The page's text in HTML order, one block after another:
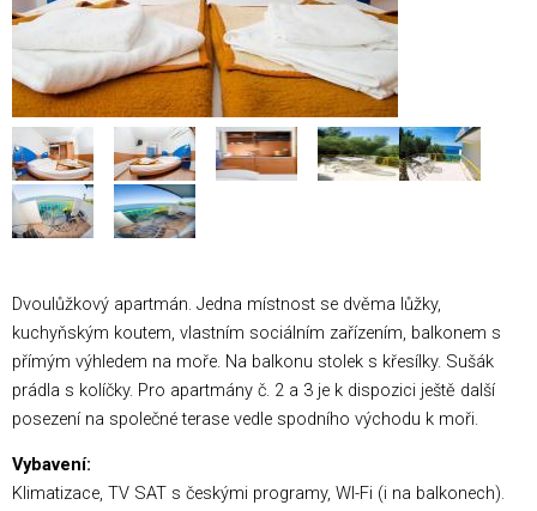
Dvoulůžkový apartmán. Jedna místnost se dvěma lůžky,
kuchyňským koutem, vlastním sociálním zařízením, balkonem s
přímým výhledem na moře. Na balkonu stolek s křesílky. Sušák
prádla s kolíčky. Pro apartmány č. 2 a 3 je k dispozici ještě další
posezení na společné terase vedle spodního východu k moři.
Vybavení:
Klimatizace, TV SAT s českými programy, WI-Fi (i na balkonech).